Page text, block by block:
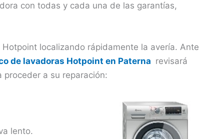
con todas y cada una de las garantías,
localizando rápidamente la avería. Ante
de lavadoras Hotpoint en Paterna revisará
a su reparación:
lento.